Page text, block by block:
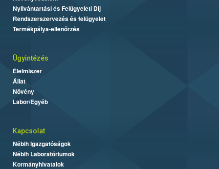
Nyilvántartási és Felügyeleti Díj
Rendszerszervezés és felügyelet
Termékpálya-ellenőrzés
Ügyintézés
Élelmiszer
Állat
Növény
Labor/Egyéb
Kapcsolat
Nébih Igazgatóságok
Nébih Laboratóriumok
Kormányhivatalok